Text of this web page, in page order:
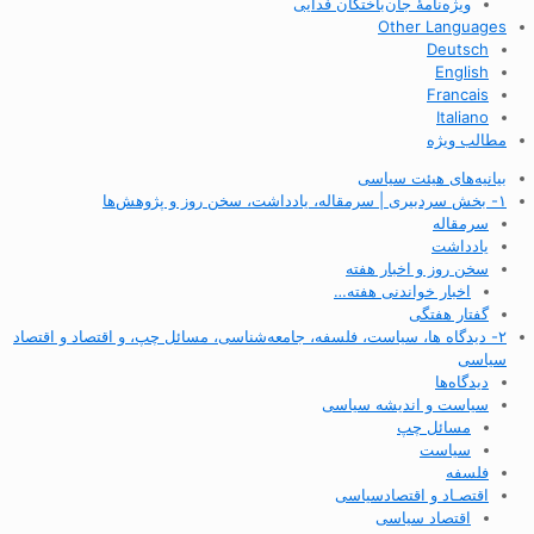
Other Languages
Deutsch
English
Francais
Italiano
مطالب ویژه
بیانیه‌های هیئت سیاسی
۱- بخش سردبیری | سرمقاله، یادداشت، سخن روز و پژوهش‌ها
سرمقاله
یادداشت
سخن روز و اخبار هفته
اخبار خواندنی هفته…
گفتار هفتگی
۲- دیدگاه ها، سیاست، فلسفه، جامعه‌شناسی، مسائل چپ، و اقتصاد و اقتصاد
سیاسی
دیدگاه‌ها
سیاست و اندیشه سیاسی
مسائل چپ
سیاست
فلسفه
اقتصـاد و اقتصاد‌سیاسی
اقتصاد سیاسی